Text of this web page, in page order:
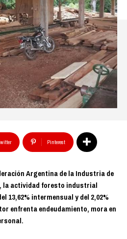
Pinterest
Argentina de la Industria de
la actividad foresto industrial
13,62% intermensual y del 2,02%
enfrenta endeudamiento, mora en